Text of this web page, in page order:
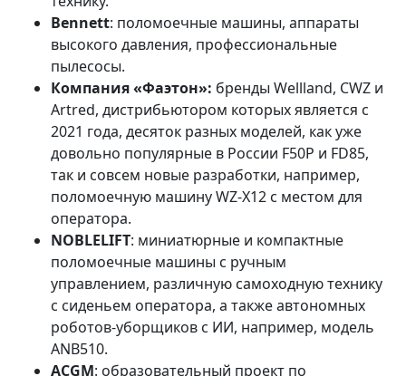
Bennett: поломоечные машины, аппараты
высокого давления, профессиональные
пылесосы.
Компания «Фаэтон»: бренды Wellland, CWZ и
Artred, дистрибьютором которых является с
2021 года, десяток разных моделей, как уже
довольно популярные в России F50P и FD85,
так и совсем новые разработки, например,
поломоечную машину WZ-X12 с местом для
оператора.
NOBLELIFT: миниатюрные и компактные
поломоечные машины с ручным
управлением, различную самоходную технику
с сиденьем оператора, а также автономных
роботов-уборщиков с ИИ, например, модель
ANB510.
ACGM: образовательный проект по